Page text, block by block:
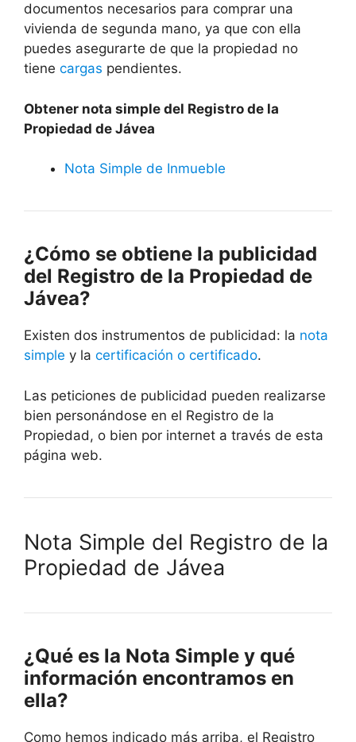
documentos necesarios para comprar una
vivienda de segunda mano, ya que con ella
puedes asegurarte de que la propiedad no
tiene cargas pendientes.
Obtener nota simple del Registro de la
Propiedad de Jávea
Nota Simple de Inmueble
¿Cómo se obtiene la publicidad
del Registro de la Propiedad de
Jávea?
Existen dos instrumentos de publicidad: la nota
simple y la certificación o certificado.
Las peticiones de publicidad pueden realizarse
bien personándose en el Registro de la
Propiedad, o bien por internet a través de esta
página web.
Nota Simple del Registro de la
Propiedad de Jávea
¿Qué es la Nota Simple y qué
información encontramos en
ella?
Como hemos indicado más arriba, el Registro